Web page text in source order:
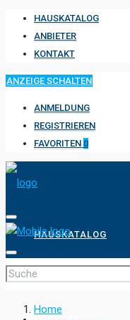
HAUSKATALOG
ANBIETER
KONTAKT
ANZEIGE SCHALTEN
ANMELDUNG
REGISTRIEREN
FAVORITEN 0
HAUSKATALOG
ANBIETER
Home